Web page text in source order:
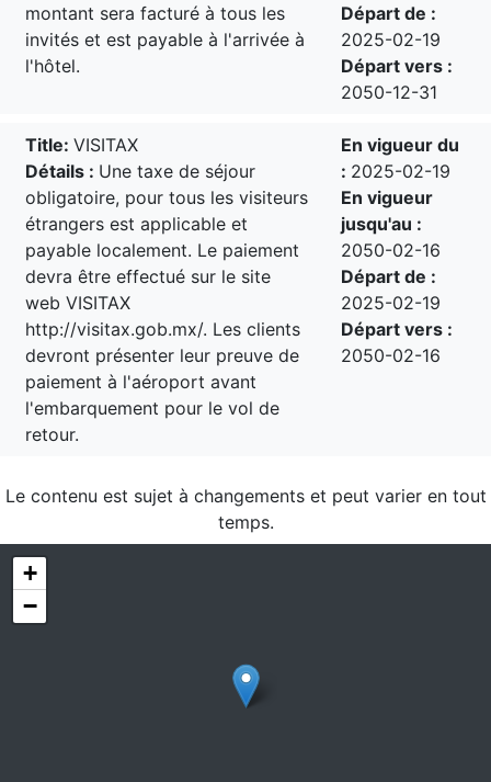
montant sera facturé à tous les
invités et est payable à l'arrivée à
l'hôtel.
Départ de :
2025-02-19
Départ vers :
2050-12-31
Title: VISITAX
Détails : Une taxe de séjour
obligatoire, pour tous les visiteurs
étrangers est applicable et
payable localement. Le paiement
devra être effectué sur le site
web VISITAX
http://visitax.gob.mx/. Les clients
devront présenter leur preuve de
paiement à l'aéroport avant
l'embarquement pour le vol de
retour.
En vigueur du
: 2025-02-19
En vigueur
jusqu'au :
2050-02-16
Départ de :
2025-02-19
Départ vers :
2050-02-16
Le contenu est sujet à changements et peut varier en tout
temps.
+
−